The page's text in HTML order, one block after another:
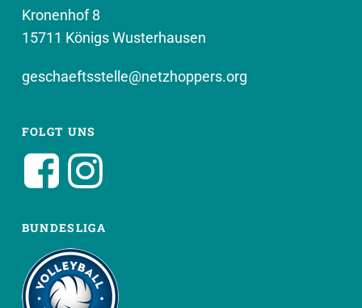
Kronenhof 8
15711 Königs Wusterhausen
geschaeftsstelle@netzhoppers.org
FOLGT UNS
BUNDESLIGA